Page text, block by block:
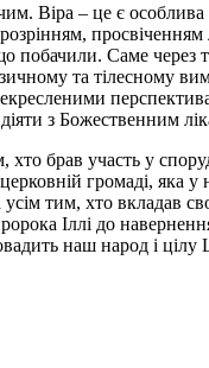
Віра – це є
Саме
та тілесному
з Божественним
хто брав участь у
громаді, яка
тим, хто вкладав
Іллі до
наш народ і